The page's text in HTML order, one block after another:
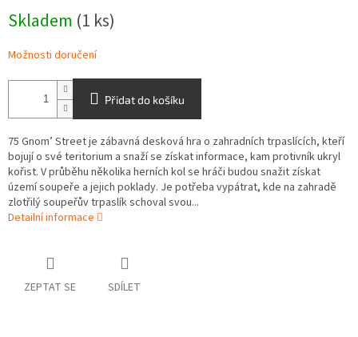
cena:
Skladem (1 ks)
Možnosti doručení
Přidat do košíku
75 Gnom’ Street je zábavná desková hra o zahradních trpaslících, kteří
bojují o své teritorium a snaží se získat informace, kam protivník ukryl
kořist. V průběhu několika herních kol se hráči budou snažit získat
území soupeře a jejich poklady. Je potřeba vypátrat, kde na zahradě
zlotřilý soupeřův trpaslík schoval svou...
Detailní informace
ZEPTAT SE SDÍLET